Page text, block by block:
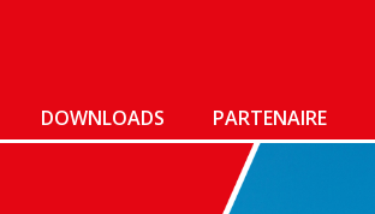
DOWNLOADS PARTENAIRE